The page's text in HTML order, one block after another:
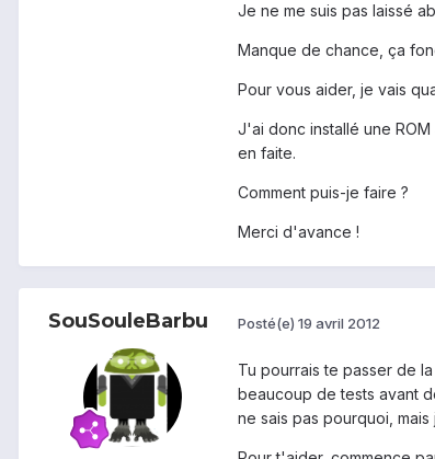
Je ne me suis pas laissé
Manque de chance, ça
Pour vous aider, je vais
J'ai donc installé une
en faite.
Comment puis-je faire ?
Merci d'avance !
SouSouleBarbu Posté(e) 19 avril 2012
Tu pourrais te passer de
beaucoup de tests avant
ne sais pas pourquoi,